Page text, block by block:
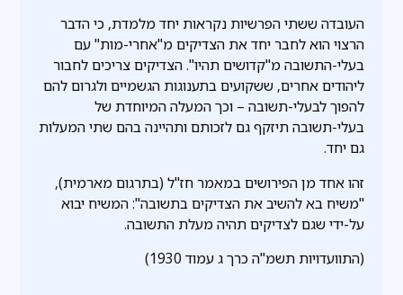
העובדה ששתי הפרשיות נקראות יחד מלמדת, כי הדבר
הרצוי הוא לחבר יחד את הצדיקים מ"אחרי-מות" עם
בעלי-התשובה מ"קדושים תהיו". הצדיקים צריכים לחבור
ליהודים אחרים, ששקועים בתענוגות הגשמיים ולגרום להם
להפוך לבעלי-תשובה – וכך המעלה המיוחדת של
בעלי-תשובה תיזקף גם לזכותם ותהיינה בהם שתי המעלות
גם יחד.
זהו אחד מן הפירושים במאמר חז"ל (בתרגום מארמית),
"משיח בא להשיב את הצדיקים בתשובה": המשיח יבוא
על-ידי שגם לצדיקים תהיה מעלת התשובה.
(התוועדויות תשמ"ה כרך ג עמוד 1930)